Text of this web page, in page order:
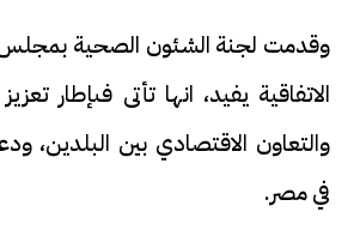
وقدمت لجنة الشئون الصحية بمجلس
الاتفاقية يفيد، انها تأتى فىإطار
والتعاون الاقتصادي بين البلدين،
في مصر.